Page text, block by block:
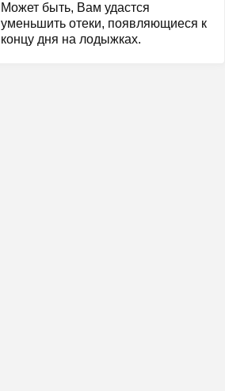
Может быть, Вам удастся
уменьшить отеки, появляющиеся к
концу дня на лодыжках.